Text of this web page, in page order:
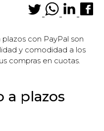
con PayPal son
y comodidad a los
compras en cuotas.
a plazos